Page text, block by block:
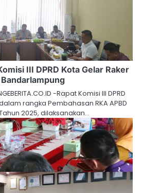
III DPRD Kota Gelar Raker
-Rapat Komisi III DPRD
rangka Pembahasan RKA APBD
2025, dilaksanakan…